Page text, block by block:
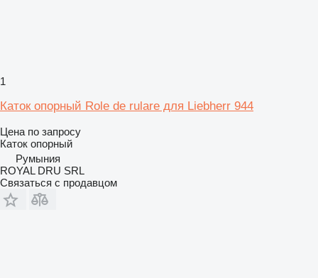
1
Каток опорный Role de rulare для Liebherr 944
Цена по запросу
Каток опорный
Румыния
ROYAL DRU SRL
Связаться с продавцом